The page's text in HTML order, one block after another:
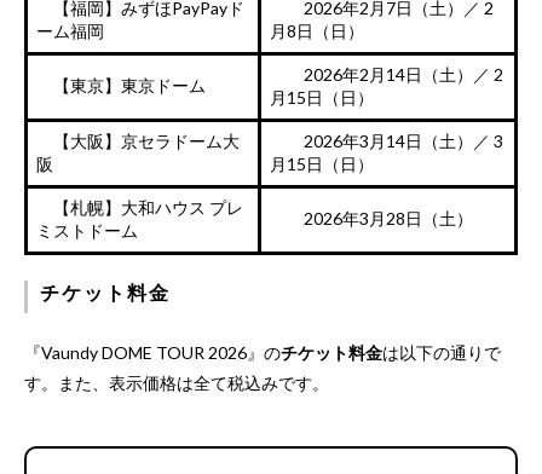
【福岡】みずほPayPayド
ーム福岡
2026年2月7日（土）／ 2
月8日（日）
【東京】東京ドーム
2026年2月14日（土）／ 2
月15日（日）
【大阪】京セラドーム大
阪
2026年3月14日（土）／ 3
月15日（日）
【札幌】大和ハウス プレ
ミストドーム
2026年3月28日（土）
チケット料金
『Vaundy DOME TOUR 2026』のチケット料金は以下の通りで
す。また、表示価格は全て税込みです。